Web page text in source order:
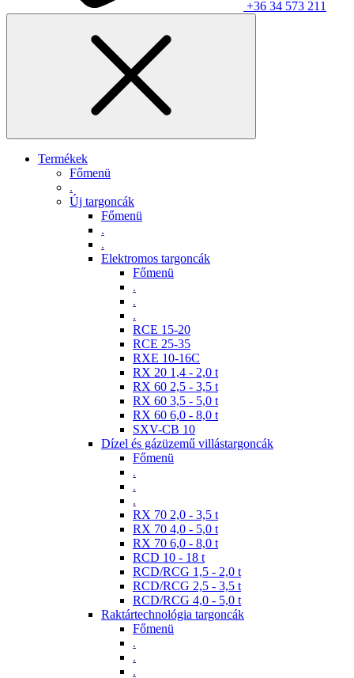
+36 34 573 211
Termékek
Főmenü
.
Új targoncák
Főmenü
.
.
Elektromos targoncák
Főmenü
.
.
.
RCE 15-20
RCE 25-35
RXE 10-16C
RX 20 1,4 - 2,0 t
RX 60 2,5 - 3,5 t
RX 60 3,5 - 5,0 t
RX 60 6,0 - 8,0 t
SXV-CB 10
Dízel és gázüzemű villástargoncák
Főmenü
.
.
.
RX 70 2,0 - 3,5 t
RX 70 4,0 - 5,0 t
RX 70 6,0 - 8,0 t
RCD 10 - 18 t
RCD/RCG 1,5 - 2,0 t
RCD/RCG 2,5 - 3,5 t
RCD/RCG 4,0 - 5,0 t
Raktártechnológia targoncák
Főmenü
.
.
.